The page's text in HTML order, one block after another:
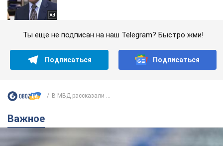
Ты еще не подписан на наш Telegram? Быстро жми!
Подписаться Подписаться
В МВД рассказали ...
Важное